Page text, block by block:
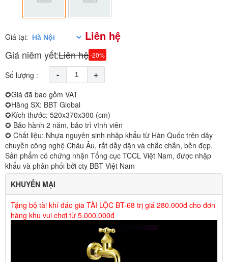
Giá tại: Liên hệ
Giá niêm yết:Liên hệ-20%
Số lượng : - +
✪Giá đã bao gồm VAT
✪Hãng SX: BBT Global
✪Kích thước: 520x370x300 (cm)
✪ Bảo hành 2 năm, bảo trì vĩnh viễn
✪ Chất liệu: Nhựa nguyên sinh nhập khẩu từ Hàn Quốc trên dây
chuyền công nghệ Châu Âu, rất dầy dặn và chắc chắn, bền đẹp.
Sản phẩm có chứng nhận Tổng cục TCCL Việt Nam, được nhập
khẩu và phân phối bởi cty BBT Việt Nam
KHUYẾN MẠI
Tặng bộ tài khí đáo gia TÀI LỘC BT-68 trị giá 280.000đ cho đơn
hàng khu vui chơi từ 5.000.000đ